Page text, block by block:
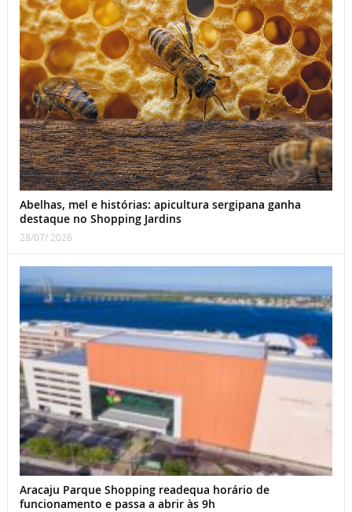
Abelhas, mel e histórias: apicultura sergipana ganha
destaque no Shopping Jardins
28/07/ 2026
Aracaju Parque Shopping readequa horário de
funcionamento e passa a abrir às 9h